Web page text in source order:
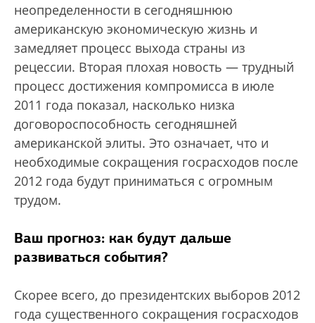
неопределенности в сегодняшнюю
американскую экономическую жизнь и
замедляет процесс выхода страны из
рецессии. Вторая плохая новость — трудный
процесс достижения компромисса в июле
2011 года показал, насколько низка
договороспособность сегодняшней
американской элиты. Это означает, что и
необходимые сокращения госрасходов после
2012 года будут приниматься с огромным
трудом.
Ваш прогноз: как будут дальше
развиваться события?
Скорее всего, до президентских выборов 2012
года существенного сокращения госрасходов